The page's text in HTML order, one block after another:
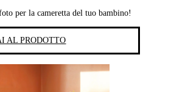
per la cameretta del tuo bambino!
AL PRODOTTO